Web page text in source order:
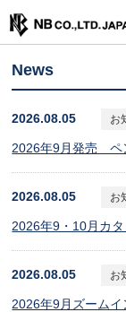
News
2026.08.05 お
2026年9月発売 ペ
2026.08.05 お
2026年9・10月カ
2026.08.05 お
2026年9月ズーム